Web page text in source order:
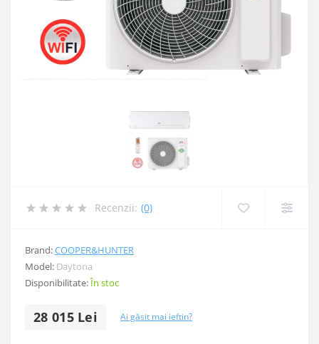
Recenzii: (0)
Brand:COOPER&HUNTER
Model: Daytona
Disponibilitate:În stoc
28 015 Lei Ai găsit mai ieftin?